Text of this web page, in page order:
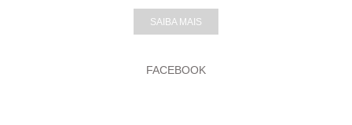
SAIBA MAIS
FACEBOOK